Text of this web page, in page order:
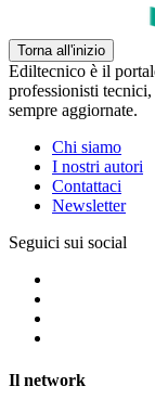
Torna all'inizio
Ediltecnico è il
professionisti
sempre aggiornate.
Chi siamo
I nostri autori
Contattaci
Newsletter
Seguici sui social
Il network